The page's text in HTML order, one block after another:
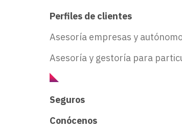
Perfiles de clientes
Asesoría empresas y
Asesoría y gestoría para
Seguros
Conócenos